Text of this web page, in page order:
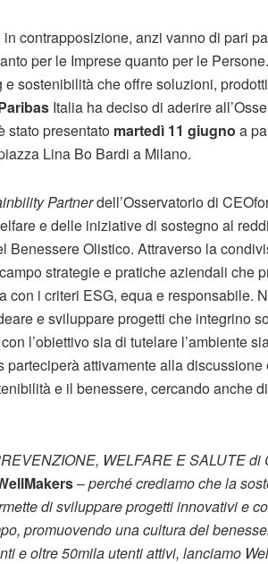
contrapposizione, anzi vanno di pari
per le Imprese quanto per le
sostenibilità che offre soluzioni,
Italia ha deciso di aderire
stato presentato martedì 11 giugno a
Lina Bo Bardi a Milano.
Partnerdell’Osservatorio di
e delle iniziative di sostegno al
Benessere Olistico. Attraverso la
strategie e pratiche aziendali che
con i criteri ESG, equa e responsabile.
e sviluppare progetti che integrino
l’obiettivo sia di tutelare l’ambiente
attivamente alla discussione
e il benessere, cercando anche
WELFARE E SALUTE di
–perché crediamo che la
di sviluppare progetti innovativi e
promuovendo una cultura del
e oltre 50mila utenti attivi, lanciamo